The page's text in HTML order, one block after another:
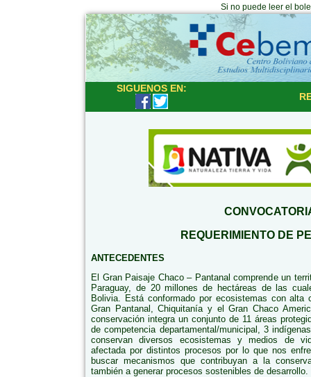
Si no puede leer el
SIGUENOS EN:
REQUERIMIENTO DE
ANTECEDENTES
El Gran Paisaje Chaco – Pantanal comprende un
Paraguay, de 20 millones de hectáreas de las
Bolivia. Está conformado por ecosistemas con alta
Gran Pantanal, Chiquitanía y el Gran Chaco
conservación integra un conjunto de 11 áreas
de competencia departamental/municipal, 3
conservan diversos ecosistemas y medios de
afectada por distintos procesos por lo que nos
buscar mecanismos que contribuyan a la
también a generar procesos sostenibles de desarrollo.